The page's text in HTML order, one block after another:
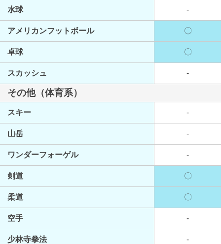
水球 -
アメリカンフットボール 〇
卓球 〇
スカッシュ -
その他（体育系）
スキー -
山岳 -
ワンダーフォーゲル -
剣道 〇
柔道 〇
空手 -
少林寺拳法 -